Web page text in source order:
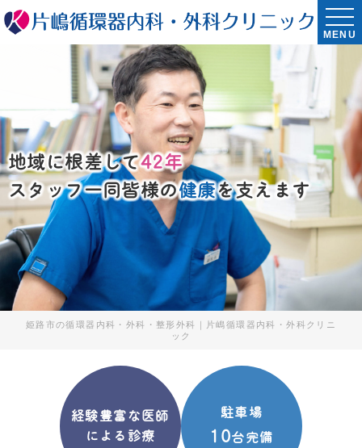
MENU
地域に根差して42年
スタッフ一同皆様の健康を支えます
姫路市の循環器内科・外科・整形外科｜片嶋循環器内科・外科クリニ
ック
経験豊富な医師
による診療
駐車場
10台完備